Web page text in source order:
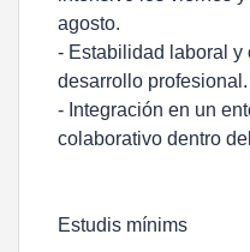
agosto.
- Estabilidad laboral y
desarrollo profesional.
- Integración en un
colaborativo dentro
Estudis mínims